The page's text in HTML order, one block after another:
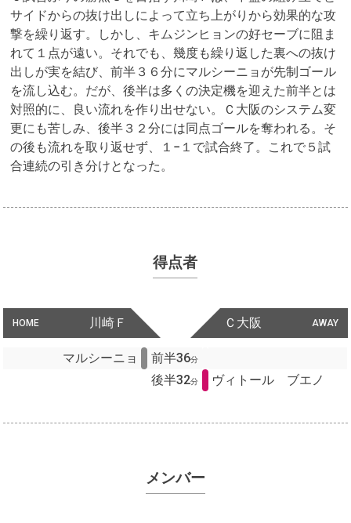
サイドからの抜け出しによって立ち上がりから効果的な攻
撃を繰り返す。しかし、キムジンヒョンの好セーブに阻ま
れて１点が遠い。それでも、幾度も繰り返した裏への抜け
出しが実を結び、前半３６分にマルシーニョが先制ゴール
を流し込む。だが、後半は多くの決定機を迎えた前半とは
対照的に、良い流れを作り出せない。Ｃ大阪のシステム変
更にも苦しみ、後半３２分には同点ゴールを奪われる。そ
の後も流れを取り返せず、１−１で試合終了。これで５試
合連続の引き分けとなった。
得点者
HOME 川崎Ｆ AWAY
Ｃ大阪
マルシーニョ 前半36分
後半32分 ヴィトール ブエノ
メンバー